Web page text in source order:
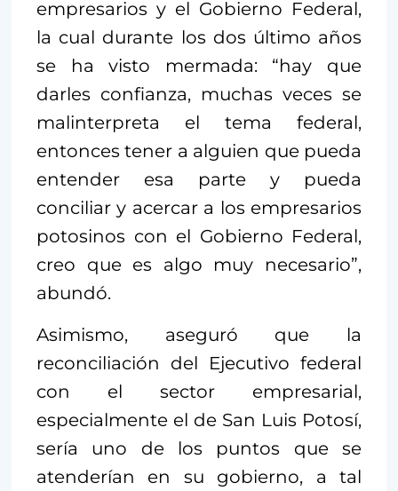
empresarios y el Gobierno Federal,
la cual durante los dos último años
se ha visto mermada: “hay que
darles confianza, muchas veces se
malinterpreta el tema federal,
entonces tener a alguien que pueda
entender esa parte y pueda
conciliar y acercar a los empresarios
potosinos con el Gobierno Federal,
creo que es algo muy necesario”,
abundó.
Asimismo, aseguró que la
reconciliación del Ejecutivo federal
con el sector empresarial,
especialmente el de San Luis Potosí,
sería uno de los puntos que se
atenderían en su gobierno, a tal